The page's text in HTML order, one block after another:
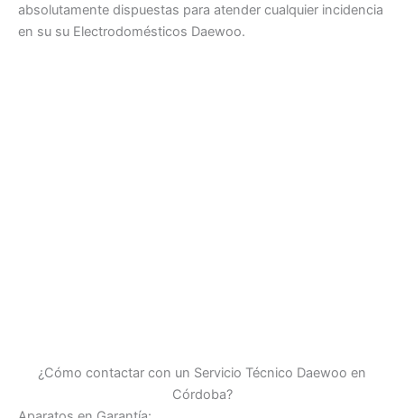
absolutamente dispuestas para atender cualquier incidencia
en su su Electrodomésticos Daewoo.
¿Cómo contactar con un Servicio Técnico Daewoo en
Córdoba?